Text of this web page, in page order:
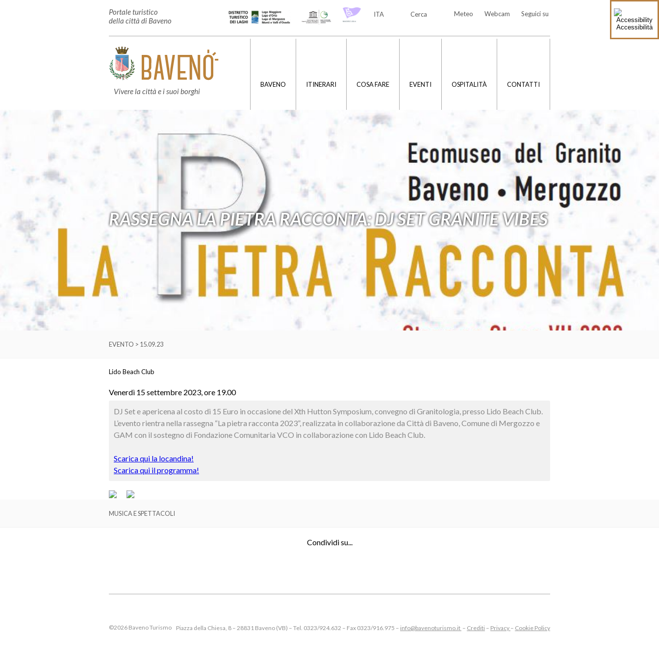
Accessibilità
Portale turistico
della città di Baveno
Seguici su
Webcam
Meteo
Cerca
ITA
Vivere la città e i suoi borghi
BAVENO ITINERARI COSA FARE EVENTI OSPITALITÀ CONTATTI
RASSEGNA LA PIETRA RACCONTA: DJ SET GRANITE VIBES
EVENTO > 15.09.23
Lido Beach Club
Venerdì 15 settembre 2023, ore 19.00
DJ Set e apericena al costo di 15 Euro in occasione del Xth Hutton Symposium, convegno di Granitologia, presso Lido Beach Club.
L’evento rientra nella rassegna “La pietra racconta 2023”, realizzata in collaborazione da Città di Baveno, Comune di Mergozzo e
GAM con il sostegno di Fondazione Comunitaria VCO in collaborazione con Lido Beach Club.
Scarica qui la locandina!
Scarica qui il programma!
MUSICA E SPETTACOLI
Condividi su...
©2026 Baveno Turismo Piazza della Chiesa, 8 – 28831 Baveno (VB) – Tel. 0323/924.632 – Fax 0323/916.975 – info@bavenoturismo.it – Crediti – Privacy – Cookie Policy